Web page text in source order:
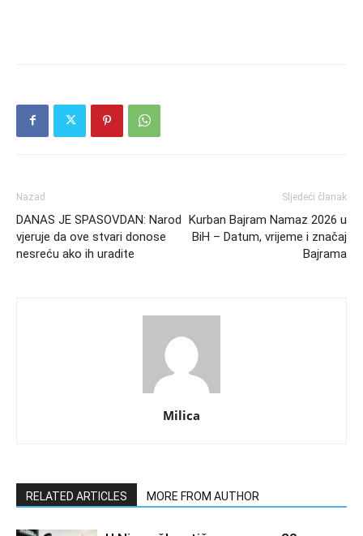
Nazad
DANAS JE SPASOVDAN: Narod
vjeruje da ove stvari donose
nesreću ako ih uradite
Sljedeći članak
Kurban Bajram Namaz 2026 u
BiH – Datum, vrijeme i značaj
Bajrama
Milica
RELATED ARTICLES MORE FROM AUTHOR